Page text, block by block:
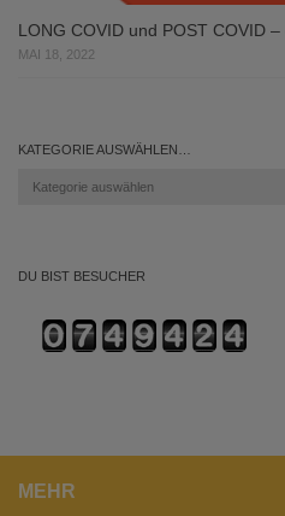
LONG COVID und POST COVID –
MAI 18, 2022
KATEGORIE AUSWÄHLEN…
Kategorie
DU BIST BESUCHER
MEHR